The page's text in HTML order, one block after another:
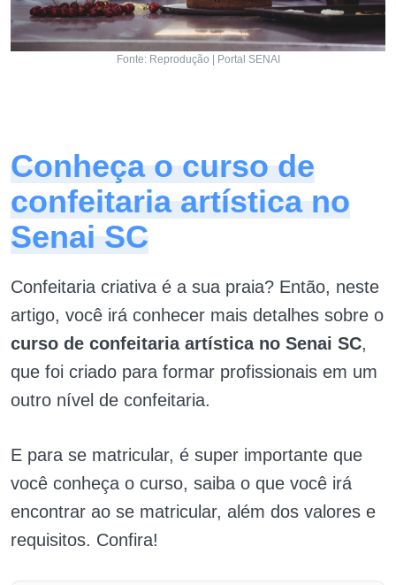
Fonte: Reprodução | Portal SENAI
Conheça o curso de
confeitaria artística no
Senai SC
Confeitaria criativa é a sua praia? Então, neste
artigo, você irá conhecer mais detalhes sobre o
curso de confeitaria artística no Senai SC,
que foi criado para formar profissionais em um
outro nível de confeitaria.
E para se matricular, é super importante que
você conheça o curso, saiba o que você irá
encontrar ao se matricular, além dos valores e
requisitos. Confira!